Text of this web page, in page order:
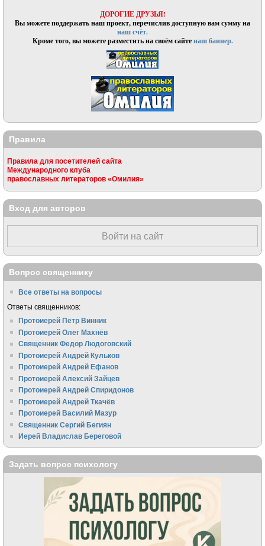
ДОРОГИЕ ДРУЗЬЯ!
Вы можете поддержать наш проект, перечислив доступную вам сумму на
наш счёт.
Кроме того, вы можете разместить на своём сайтенаш баннер.
Правила
Правила для посетителей сайта
Международного клуба
православных литераторов «Омилия»
Вход для авторов
Войти на сайт
Вопрос священнику
Все ответы на вопросы
Ответы священников:
Протоиерей Пётр Винник
Протоиерей Олег Махнёв
Священник Федор Людоговский
Протоиерей Андрей Кульков
Протоиерей Андрей Ефанов
Протоиерей Алексий Зайцев
Протоиерей Андрей Спиридонов
Протоиерей Андрей Ткачёв
Протоиерей Василий Мазур
Священник Сергий Бегиян
Иерей Владислав Береговой
Задать вопрос психологу